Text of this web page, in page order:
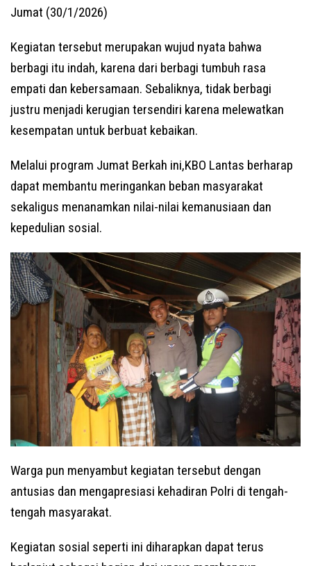
Jumat (30/1/2026)
Kegiatan tersebut merupakan wujud nyata bahwa
berbagi itu indah, karena dari berbagi tumbuh rasa
empati dan kebersamaan. Sebaliknya, tidak berbagi
justru menjadi kerugian tersendiri karena melewatkan
kesempatan untuk berbuat kebaikan.
Melalui program Jumat Berkah ini,KBO Lantas berharap
dapat membantu meringankan beban masyarakat
sekaligus menanamkan nilai-nilai kemanusiaan dan
kepedulian sosial.
Warga pun menyambut kegiatan tersebut dengan
antusias dan mengapresiasi kehadiran Polri di tengah-
tengah masyarakat.
Kegiatan sosial seperti ini diharapkan dapat terus